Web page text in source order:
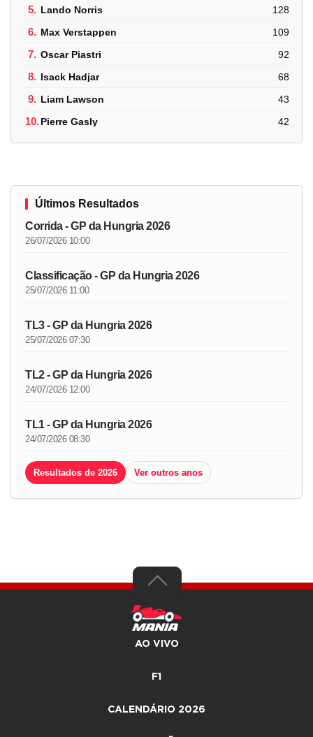
5. Lando Norris 128
6. Max Verstappen 109
7. Oscar Piastri 92
8. Isack Hadjar 68
9. Liam Lawson 43
10.Pierre Gasly 42
Últimos Resultados
Corrida - GP da Hungria 2026
26/07/2026 10:00
Classificação - GP da Hungria 2026
25/07/2026 11:00
TL3 - GP da Hungria 2026
25/07/2026 07:30
TL2 - GP da Hungria 2026
24/07/2026 12:00
TL1 - GP da Hungria 2026
24/07/2026 08:30
Resultados de 2026 Ver outros anos
AO VIVO
F1
CALENDÁRIO 2026